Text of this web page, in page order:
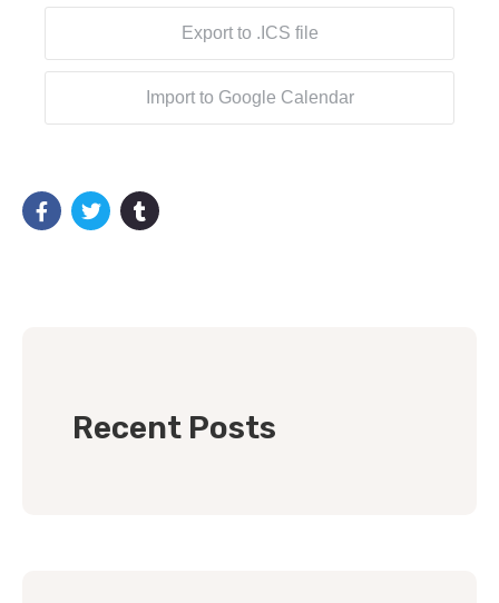
Export to .ICS file
Import to Google Calendar
Recent Posts